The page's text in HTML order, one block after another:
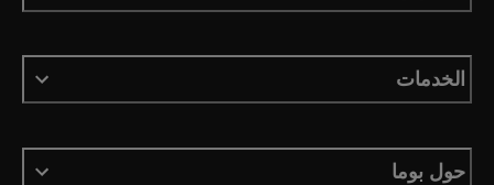
الخدمات
حول بوما